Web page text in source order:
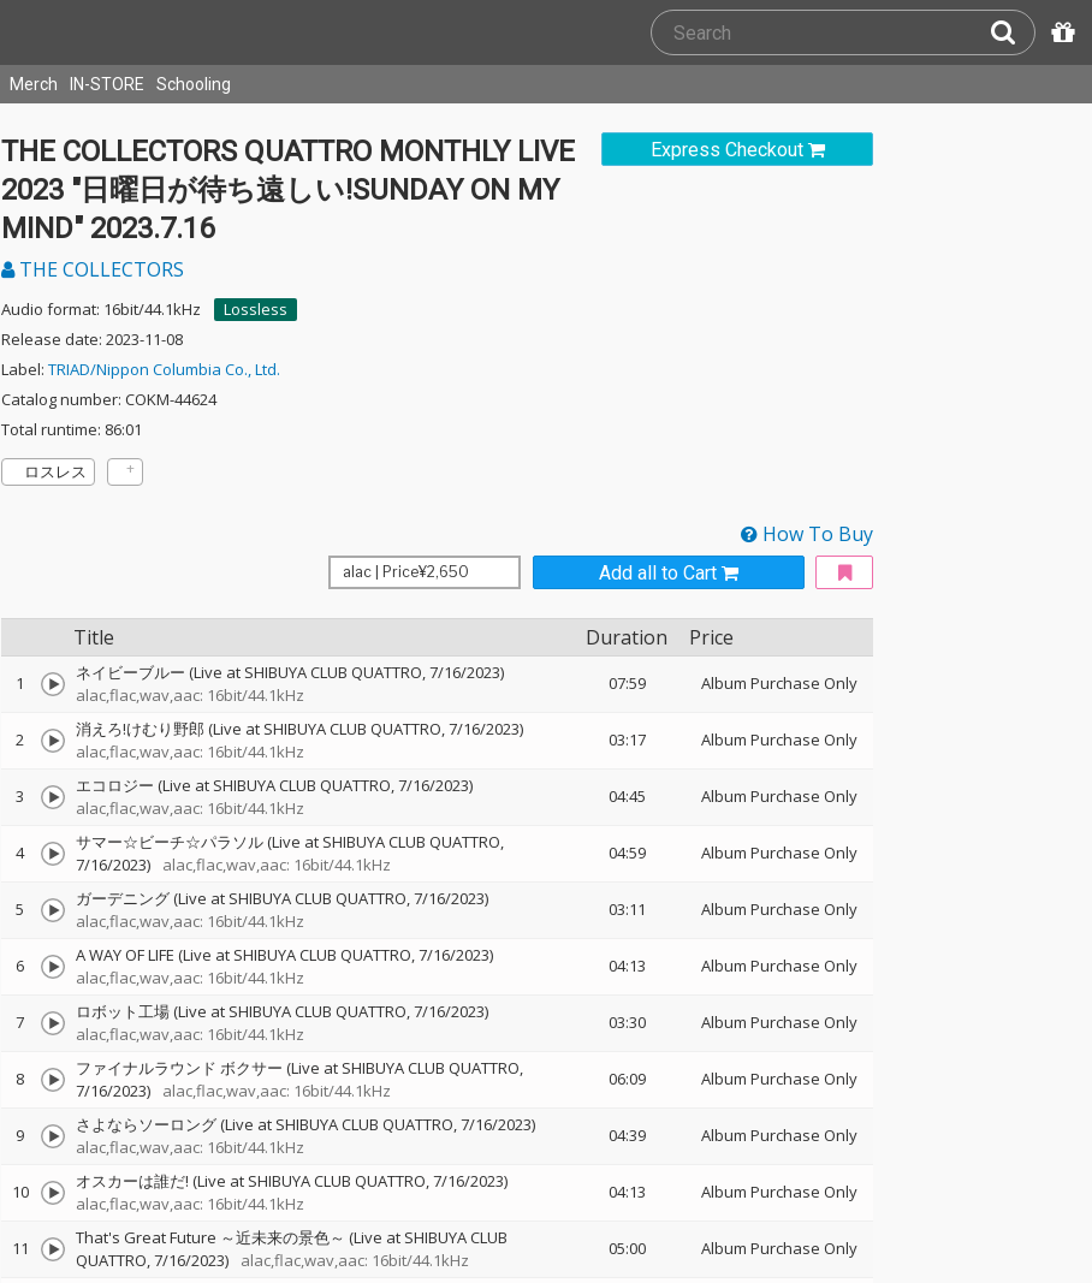
Merch IN-STORE Schooling
Express Checkout
THE COLLECTORS QUATTRO MONTHLY LIVE
2023 "日曜日が待ち遠しい!SUNDAY ON MY
MIND" 2023.7.16
THE COLLECTORS
Audio format: 16bit/44.1kHz
Lossless
Release date: 2023-11-08
Label: TRIAD/Nippon Columbia Co., Ltd.
Catalog number: COKM-44624
Total runtime: 86:01
ロスレス
How To Buy
Add all to Cart
Title Duration Price
1
ネイビーブルー (Live at SHIBUYA CLUB QUATTRO, 7/16/2023)
alac,flac,wav,aac: 16bit/44.1kHz
07:59 Album Purchase Only
2
消えろ!けむり野郎 (Live at SHIBUYA CLUB QUATTRO, 7/16/2023)
alac,flac,wav,aac: 16bit/44.1kHz
03:17 Album Purchase Only
3
エコロジー (Live at SHIBUYA CLUB QUATTRO, 7/16/2023)
alac,flac,wav,aac: 16bit/44.1kHz
04:45 Album Purchase Only
4
サマー☆ビーチ☆パラソル (Live at SHIBUYA CLUB QUATTRO,
7/16/2023)
alac,flac,wav,aac: 16bit/44.1kHz
04:59 Album Purchase Only
5
ガーデニング (Live at SHIBUYA CLUB QUATTRO, 7/16/2023)
alac,flac,wav,aac: 16bit/44.1kHz
03:11 Album Purchase Only
6
A WAY OF LIFE (Live at SHIBUYA CLUB QUATTRO, 7/16/2023)
alac,flac,wav,aac: 16bit/44.1kHz
04:13 Album Purchase Only
7
ロボット工場 (Live at SHIBUYA CLUB QUATTRO, 7/16/2023)
alac,flac,wav,aac: 16bit/44.1kHz
03:30 Album Purchase Only
8
ファイナルラウンド ボクサー (Live at SHIBUYA CLUB QUATTRO,
7/16/2023)
alac,flac,wav,aac: 16bit/44.1kHz
06:09 Album Purchase Only
9
さよならソーロング (Live at SHIBUYA CLUB QUATTRO, 7/16/2023)
alac,flac,wav,aac: 16bit/44.1kHz
04:39 Album Purchase Only
10
オスカーは誰だ! (Live at SHIBUYA CLUB QUATTRO, 7/16/2023)
alac,flac,wav,aac: 16bit/44.1kHz
04:13 Album Purchase Only
11
That's Great Future ～近未来の景色～ (Live at SHIBUYA CLUB
QUATTRO, 7/16/2023)
alac,flac,wav,aac: 16bit/44.1kHz
05:00 Album Purchase Only